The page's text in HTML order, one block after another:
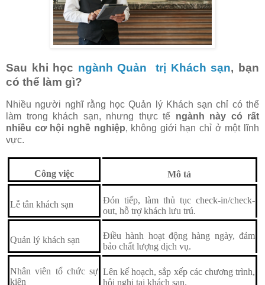
Sau khi học ngành Quản trị Khách sạn, bạn
có thể làm gì?
Nhiều người nghĩ rằng học Quản lý Khách sạn chỉ có thể
làm trong khách sạn, nhưng thực tế ngành này có rất
nhiều cơ hội nghề nghiệp, không giới hạn chỉ ở một lĩnh
vực.
Công việc Mô tả
Lễ tân khách sạn
Đón tiếp, làm thủ tục check-in/check-
out, hỗ trợ khách lưu trú.
Quản lý khách sạn
Điều hành hoạt động hàng ngày, đảm
bảo chất lượng dịch vụ.
Nhân viên tổ chức sự
kiện
Lên kế hoạch, sắp xếp các chương trình,
hội nghị tại khách sạn.